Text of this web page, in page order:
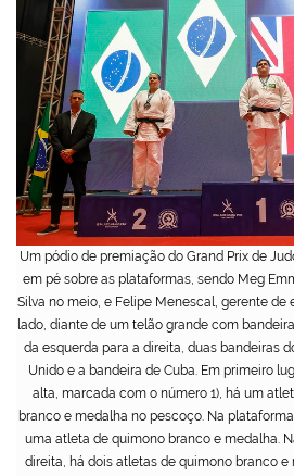
Um pódio de premiação do Grand Prix de
em pé sobre as plataformas, sendo Meg
Silva no meio, e Felipe Menescal, gerente de
lado, diante de um telão grande com
da esquerda para a direita, duas bandeiras
Unido e a bandeira de Cuba. Em primeiro
alta, marcada com o número 1), há um
branco e medalha no pescoço. Na
uma atleta de quimono branco e medalha.
direita, há dois atletas de quimono branco